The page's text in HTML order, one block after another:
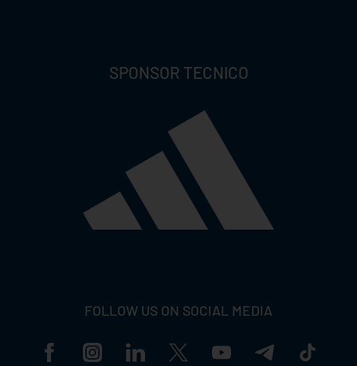
SPONSOR TECNICO
FOLLOW US ON SOCIAL MEDIA